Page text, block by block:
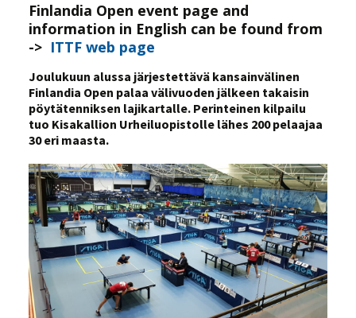
Finlandia Open event page and
information in English can be found from
-> ITTF web page
Joulukuun alussa järjestettävä kansainvälinen
Finlandia Open palaa välivuoden jälkeen takaisin
pöytätenniksen lajikartalle. Perinteinen kilpailu
tuo Kisakallion Urheiluopistolle lähes 200 pelaajaa
30 eri maasta.